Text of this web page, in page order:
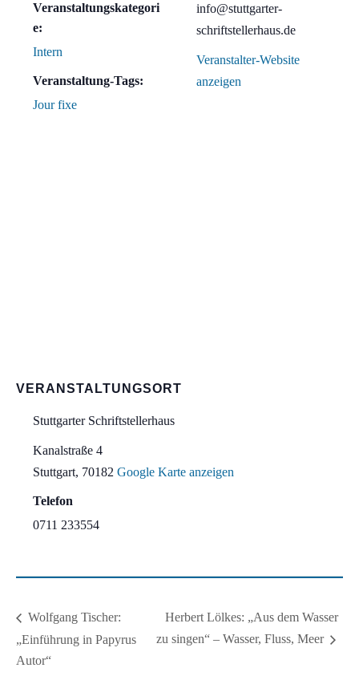
Veranstaltungskategori
e:
Intern
Veranstaltung-Tags:
Jour fixe
info@stuttgarter-
schriftstellerhaus.de
Veranstalter-Website
anzeigen
VERANSTALTUNGSORT
Stuttgarter Schriftstellerhaus
Kanalstraße 4
Stuttgart, 70182 Google Karte anzeigen
Telefon
0711 233554
Wolfgang Tischer:
„Einführung in Papyrus
Autor“
Herbert Lölkes: „Aus dem Wasser
zu singen“ – Wasser, Fluss, Meer